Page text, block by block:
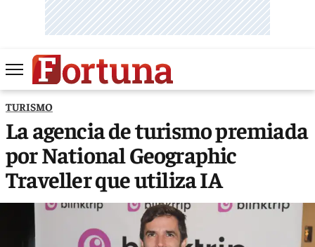
TURISMO
La agencia de turismo premiada
por National Geographic
Traveller que utiliza IA